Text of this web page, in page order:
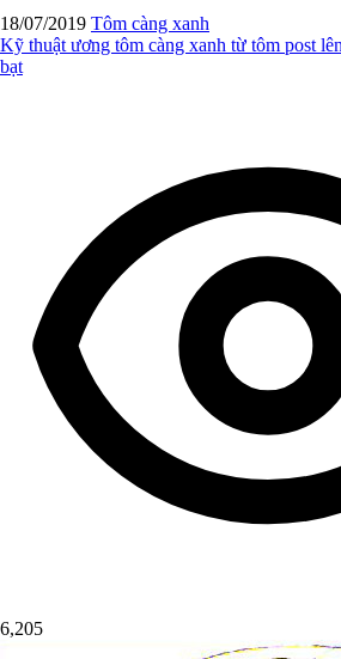
18/07/2019 Tôm càng xanh
Kỹ thuật ương tôm càng xanh từ tôm post
bạt
6,205